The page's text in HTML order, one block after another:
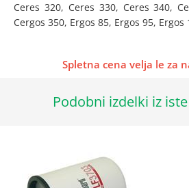
Ceres 320, Ceres 330, Ceres 340,
Cergos 350, Ergos 85, Ergos 95, Ergos
Spletna cena velja le za
Podobni izdelki iz